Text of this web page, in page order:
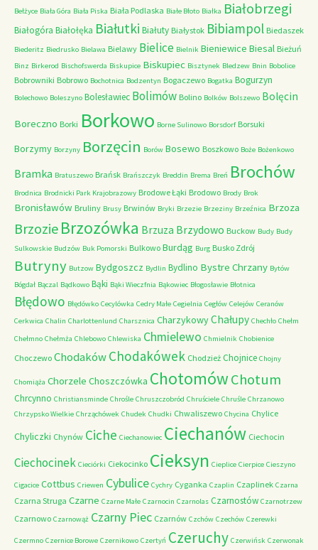
Bełżyce Biała Góra Biała Piska Biała Podlaska Białe Błoto Białka Białobrzegi
Białogóra Białołęka Białutki Białuty Białystok Bibiampol Biedaszek
Biederitz Biedrusko Bielawa Bielawy Bielice Bielnik Bieniewice Biesal Bieżuń
Binz Birkerod Bischofswerda Biskupice Biskupiec Bisztynek Bledzew Bnin Bobolice
Bobrowniki Bobrowo Bochotnica Bodzentyn Bogaczewo Bogatka Bogurzyn
Bolechowo Boleszyno Bolesławiec Bolimów Bolino Bolków Bolszewo Bolęcin
Boreczno Borki Borkowo Borne Sulinowo Borsdorf Borsuki
Borzymy Borzyny Borzęcin Borów Bosewo Boszkowo Boże Bożenkowo
Bramka Bratuszewo Brańsk Brańszczyk Breddin Brema Breń Brochów
Brodnica Brodnicki Park Krajobrazowy Brodowe Łąki Brodowo Brody Brok
Bronisławów Bruliny Brusy Brwinów Bryki Brzezie Brzeziny Brzeźnica Brzoza
Brzozie Brzozówka Brzuza Brzydowo Buckow Budy Budy
Sulkowskie Budzów Buk Pomorski Bulkowo Burdąg Burg Busko Zdrój
Butryny Butzow Bydgoszcz Bydlin Bydlino Bystre Chrzany Bytów
Bógdał Bączal Bądkowo Bąki Bąki Wieczfnia Bąkowiec Błogosławie Błotnica
Błędowo Błędówko Cecylówka Cedry Małe Cegielnia Cegłów Celejów Ceranów
Cerkwica Chalin Charlottenlund Charsznica CharzykowyChałupy Chechło Chełm
Chełmno Chełmża Chlebowo Chlewiska Chmielewo Chmielnik Chobienice
Choczewo ChodakówChodakówek Chodzież Chojnice Chojny
Chomiąża Chorzele Choszczówka ChotomówChotum
Chrcynno Christiansminde Chrośle Chruszczobród Chruściele Chruśle Chrzanowo
Chrzypsko Wielkie Chrząchówek Chudek Chudki Chwaliszewo Chycina Chylice
Chyliczki Chynów Ciche Ciechanowiec Ciechanów Ciechocin
Ciechocinek Cieciórki Ciekocinko Cieksyn Cieplice Cierpice Cieszyno
Cigacice Cottbus Criewen Cybulice Cychry Cyganka Czaplin Czaplinek Czarna
Czarna Struga Czarne Czarne Małe Czarnocin Czarnolas Czarnostów Czarnotrzew
Czarnowo Czarnowąż Czarny Piec Czarnów Czchów Czechów Czerewki
Czermno Czernice Borowe Czernikowo Czertyń Czeruchy Czerwińsk Czerwonak